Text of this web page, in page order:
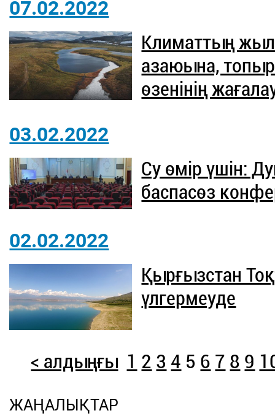
07.02.2022
Климаттың
азаюына,
өзенінің
03.02.2022
Су өмір үшін:
баспасөз
02.02.2022
Қырғызстан
үлгермеуде
< алдыңғы 1 2 3 4 5 6 7 8 9
ЖАҢАЛЫҚТАР